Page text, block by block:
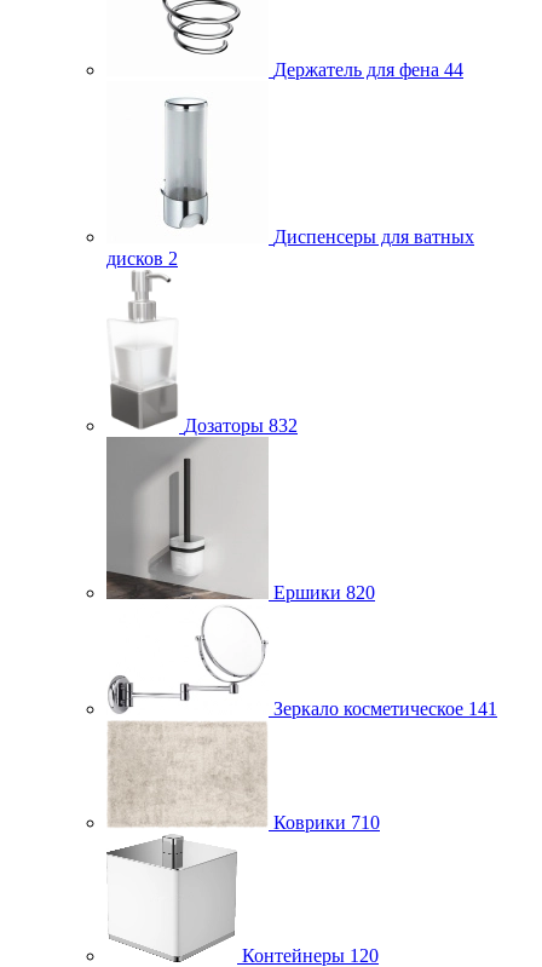
Держатель для фена 44
Диспенсеры для ватных
дисков 2
Дозаторы 832
Ершики 820
Зеркало косметическое 141
Коврики 710
Контейнеры 120